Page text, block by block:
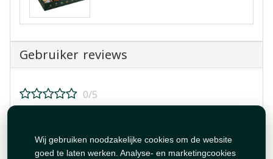
Wij gebruiken noodzakelijke cookies om de website
goed te laten werken. Analyse- en marketingcookies
Gebruiker reviews
0/5